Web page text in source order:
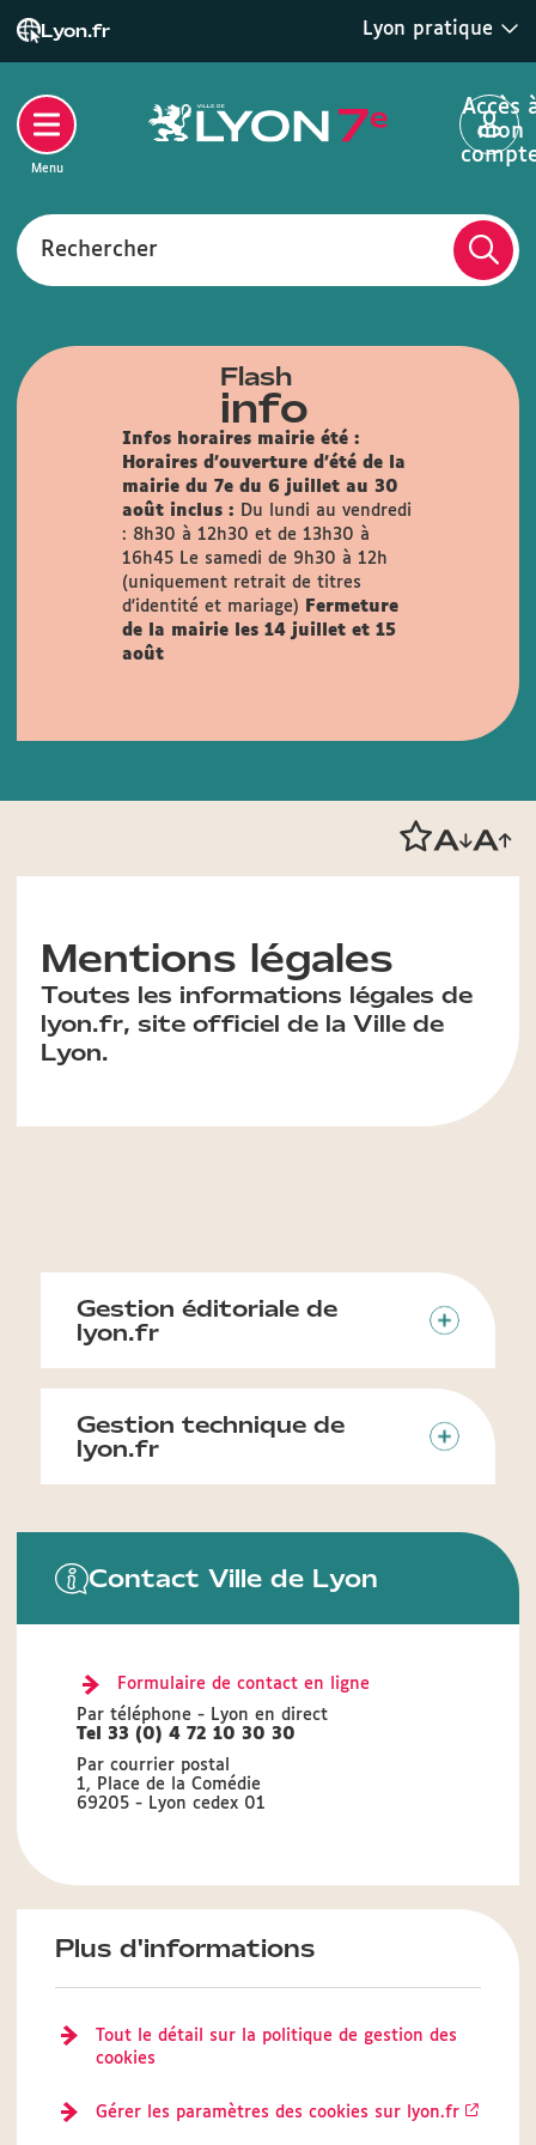
Lyon.fr Lyon pratique
Rechercher
Accès
mon
Menu
Flash
info
Infos horaires mairie été :
Horaires d'ouverture d'été de la
mairie du 7e du 6 juillet au 30
août inclus :
Du lundi au vendredi
: 8h30 à 12h30 et de 13h30 à
16h45
Le samedi de 9h30 à 12h
(uniquement retrait de titres
d'identité et mariage)
Fermeture
de la mairie les 14 juillet et 15
août
Mentions légales
Toutes les informations légales de
lyon.fr, site officiel de la Ville de
Lyon.
Gestion éditoriale de
lyon.fr
Gestion technique de
lyon.fr
Contact Ville de Lyon
Formulaire de contact en ligne
Par téléphone - Lyon en direct
Tel 33 (0) 4 72 10 30 30
Par courrier postal
1, Place de la Comédie
69205 - Lyon cedex 01
Plus d'informations
Tout le détail sur la politique de gestion des
cookies
Gérer les paramètres des cookies sur lyon.fr